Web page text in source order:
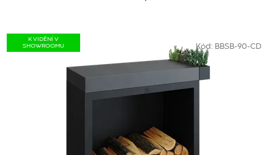
K VIDĚNÍ V
SHOWROOMU
Kód: BBSB-90-CD